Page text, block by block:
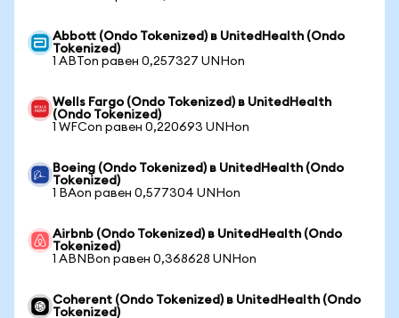
Abbott (Ondo Tokenized) в UnitedHealth (Ondo
Tokenized)
1 ABTon равен 0,257327 UNHon
Wells Fargo (Ondo Tokenized) в UnitedHealth
(Ondo Tokenized)
1 WFCon равен 0,220693 UNHon
Boeing (Ondo Tokenized) в UnitedHealth (Ondo
Tokenized)
1 BAon равен 0,577304 UNHon
Airbnb (Ondo Tokenized) в UnitedHealth (Ondo
Tokenized)
1 ABNBon равен 0,368628 UNHon
Coherent (Ondo Tokenized) в UnitedHealth (Ondo
Tokenized)